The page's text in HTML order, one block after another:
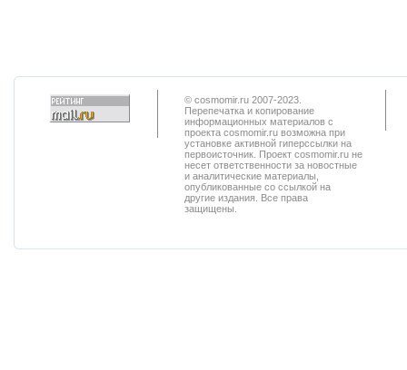
© cosmomir.ru 2007-2023.
Перепечатка и копирование
информационных материалов с
проекта cosmomir.ru возможна при
установке активной гиперссылки на
первоисточник. Проект cosmomir.ru не
несет ответственности за новостные
и аналитические материалы,
опубликованные со ссылкой на
другие издания. Все права
защищены.